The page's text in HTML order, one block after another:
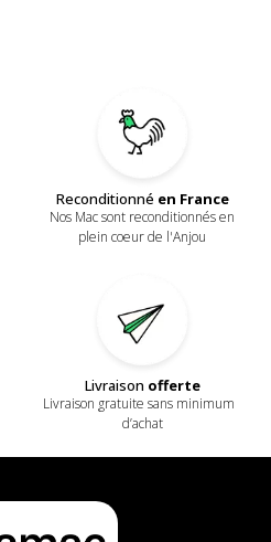
Reconditionné en France
Nos Mac sont reconditionnés en
plein coeur de l'Anjou
Livraison offerte
Livraison gratuite sans minimum
d’achat